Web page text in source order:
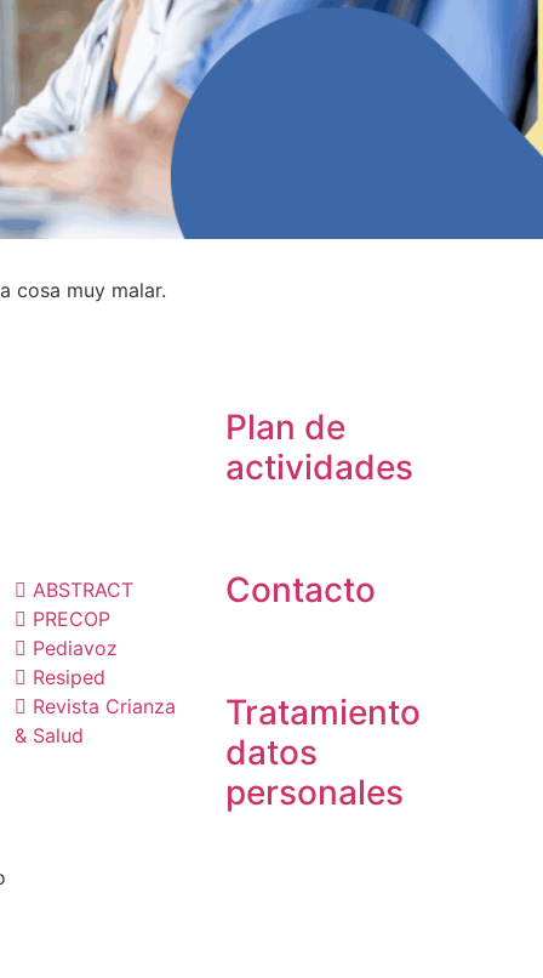
cosa muy malar.
ABSTRACT
PRECOP
Pediavoz
Resiped
Revista Crianza
& Salud
Plan de
actividades
Contacto
Tratamiento
datos
personales